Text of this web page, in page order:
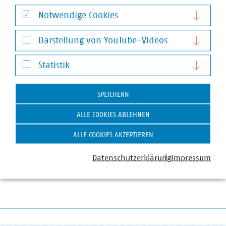
Geschäftsführer
+49 89 2361-5091
braun(at)vku(dot)de
Notwendige Cookies
Notwendige Cookies
Darstellung von YouTube-Videos
Darstellung von YouTube-Videos
Statistik
Statistik
SPEICHERN
ALLE COOKIES ABLEHNEN
ALLE COOKIES AKZEPTIEREN
DatenschutzerklärungImpressum